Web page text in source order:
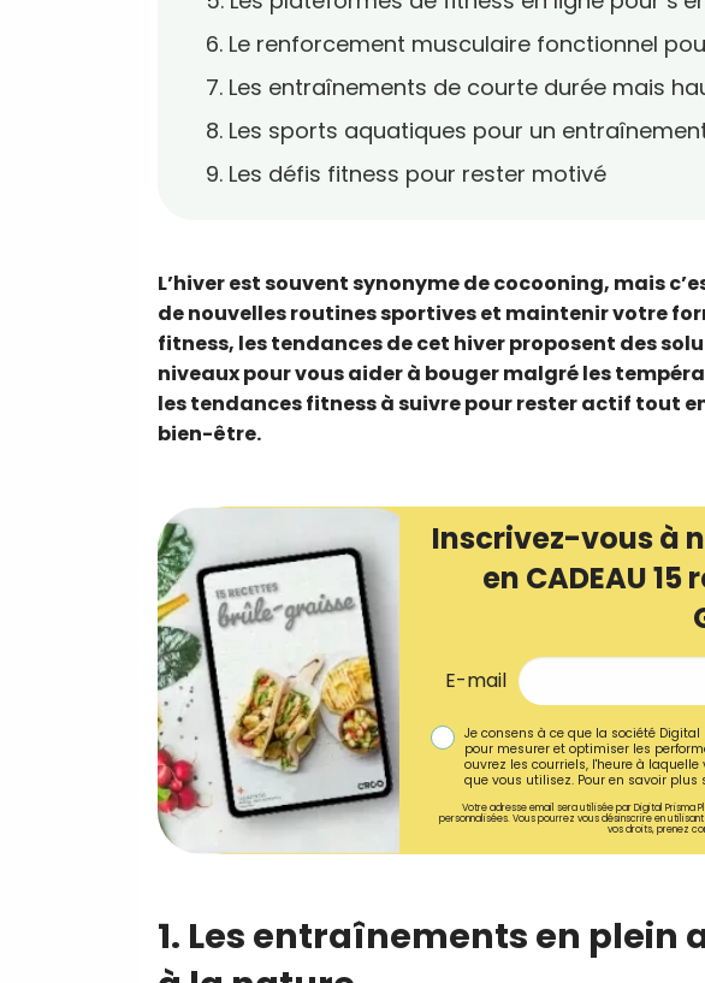
6. Le renforcement musculaire fonctionnel
7. Les entraînements de courte durée mais
8. Les sports aquatiques pour un
9. Les défis fitness pour rester motivé
L’hiver est souvent synonyme de cocooning, mais
de nouvelles routines sportives et maintenir votre
fitness, les tendances de cet hiver proposent des
niveaux pour vous aider à bouger malgré les
les tendances fitness à suivre pour rester actif tout
bien-être.
Inscrivez-vous à
en CADEAU 15
E-mail
Je consens à ce que la société
pour mesurer et optimiser les
ouvrez les courriels, l'heure à
que vous utilisez. Pour en savoir plus
Votre adresse email sera utilisée par Digital
personnalisées. Vous pourrez vous désinscrire en
vos droits, prenez
1. Les entraînements en plein